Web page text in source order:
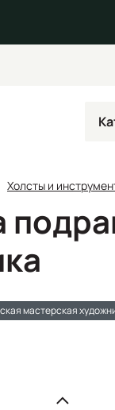
Холсты и
мастерская